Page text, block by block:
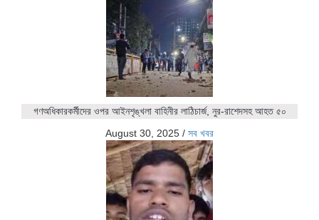
গণঅধিকারকর্মীদের ওপর আইনশৃঙ্খলা বাহিনীর লাঠিচার্জ, নুর-রাশেদসহ আহত ৫০
August 30, 2025 / সব খবর